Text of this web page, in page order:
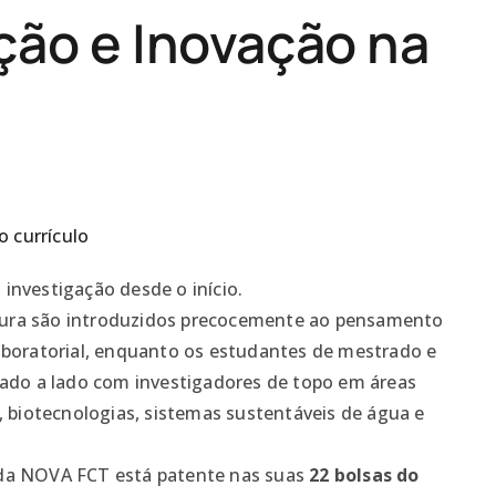
e Inovação na
currículo
desde o início.
são introduzidos precocemente ao pensamento
enquanto os estudantes de mestrado e
a lado com investigadores de topo em áreas
sistemas sustentáveis de água e
NOVA FCT está patente nas suas 22 bolsas do